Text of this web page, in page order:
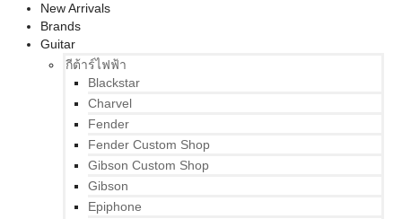
New Arrivals
Brands
Guitar
กีต้าร์ไฟฟ้า
Blackstar
Charvel
Fender
Fender Custom Shop
Gibson Custom Shop
Gibson
Epiphone